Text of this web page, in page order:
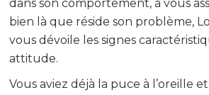
dans son comportement, à vous
bien là que réside son problème,
vous dévoile les signes
attitude.
Vous aviez déjà la puce à l’oreille